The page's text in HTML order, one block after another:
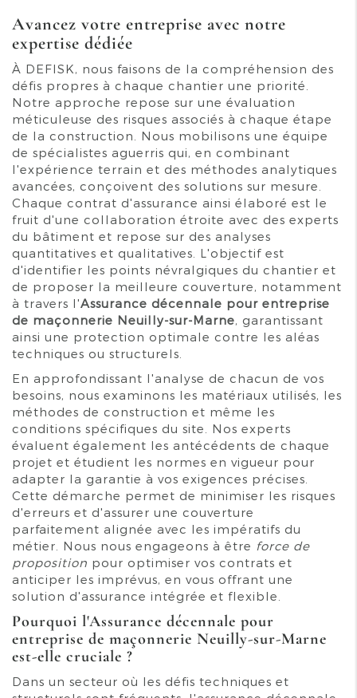
Avancez votre entreprise avec notre
expertise dédiée
À DEFISK, nous faisons de la compréhension des
défis propres à chaque chantier une priorité.
Notre approche repose sur une évaluation
méticuleuse des risques associés à chaque étape
de la construction. Nous mobilisons une équipe
de spécialistes aguerris qui, en combinant
l'expérience terrain et des méthodes analytiques
avancées, conçoivent des solutions sur mesure.
Chaque contrat d'assurance ainsi élaboré est le
fruit d'une collaboration étroite avec des experts
du bâtiment et repose sur des analyses
quantitatives et qualitatives. L'objectif est
d'identifier les points névralgiques du chantier et
de proposer la meilleure couverture, notamment
à travers l'Assurance décennale pour entreprise
de maçonnerie Neuilly-sur-Marne, garantissant
ainsi une protection optimale contre les aléas
techniques ou structurels.
En approfondissant l'analyse de chacun de vos
besoins, nous examinons les matériaux utilisés, les
méthodes de construction et même les
conditions spécifiques du site. Nos experts
évaluent également les antécédents de chaque
projet et étudient les normes en vigueur pour
adapter la garantie à vos exigences précises.
Cette démarche permet de minimiser les risques
d'erreurs et d'assurer une couverture
parfaitement alignée avec les impératifs du
métier. Nous nous engageons à être force de
proposition pour optimiser vos contrats et
anticiper les imprévus, en vous offrant une
solution d'assurance intégrée et flexible.
Pourquoi l'Assurance décennale pour
entreprise de maçonnerie Neuilly-sur-Marne
est-elle cruciale ?
Dans un secteur où les défis techniques et